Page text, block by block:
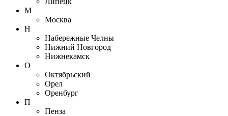
М
Москва
Н
Набережные Челны
Нижний Новгород
Нижнекамск
О
Октябрьский
Орел
Оренбург
П
Пенза